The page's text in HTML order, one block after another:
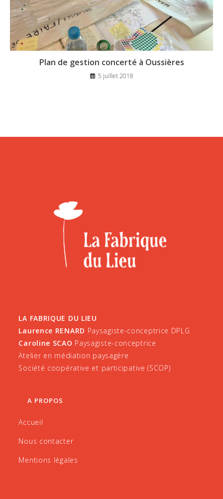
Plan de gestion concerté à Oussières
5 juillet 2018
LA FABRIQUE DU LIEU
Laurence RENARD Paysagiste-conceptrice DPLG
Caroline SCAO Paysagiste-conceptrice
Atelier en médiation paysagère
Société coopérative et participative (SCOP)
A PROPOS
Accueil
Nous contacter
Mentions légales